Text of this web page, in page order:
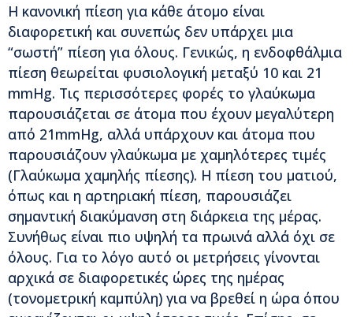
Η κανονική πίεση για κάθε άτομο είναι
διαφορετική και συνεπώς δεν υπάρχει μια
“σωστή” πίεση για όλους. Γενικώς, η ενδοφθάλμια
πίεση θεωρείται φυσιολογική μεταξύ 10 και 21
mmHg. Τις περισσότερες φορές το γλαύκωμα
παρουσιάζεται σε άτομα που έχουν μεγαλύτερη
από 21mmHg, αλλά υπάρχουν και άτομα που
παρουσιάζουν γλαύκωμα με χαμηλότερες τιμές
(Γλαύκωμα χαμηλής πίεσης). Η πίεση του ματιού,
όπως και η αρτηριακή πίεση, παρουσιάζει
σημαντική διακύμανση στη διάρκεια της μέρας.
Συνήθως είναι πιο υψηλή τα πρωινά αλλά όχι σε
όλους. Για το λόγο αυτό οι μετρήσεις γίνονται
αρχικά σε διαφορετικές ώρες της ημέρας
(τονομετρική καμπύλη) για να βρεθεί η ώρα όπου